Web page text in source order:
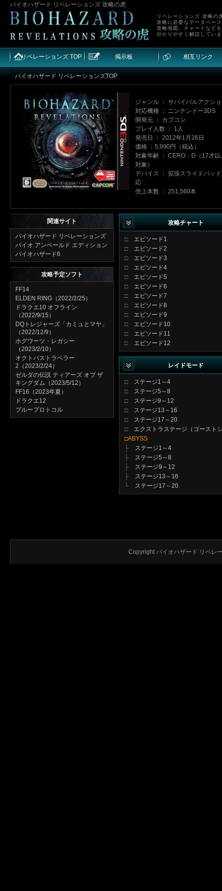
バイオハザード リベレーションズ 攻略の虎
リベレーションズ 攻略の
攻略に必要なデータベー
攻略地図、チャートなど
分かりやすく解説してい
バイオハザード リベレーションズTOP
ジャンル ： サバイバルアクシ
対応機種 ： ニンテンドー3DS
開発元 ： カプコン
プレイ人数 ： 1人
発売日 ： 2012年1月26日
価格 ：5,990円（税込）
対象年齢 ： CERO：D（17才以
対象）
デバイス ： 拡張スライドパッ
応
売上本数 ： 251,560本
関連サイト
バイオハザード リベレーションズ
バイオ アンベールド エディション
バイオハザード6
攻略予定ソフト
FF14
ELDEN RING（2022/2/25）
ドラクエ10 オフライン
（2022/9/15）
DQトレジャーズ「カミュとマヤ」
（2022/12/9）
ホグワーツ・レガシー
（2023/2/10）
オクトパストラベラー
2（2023/2/24）
ゼルダの伝説 ティアーズ オブ ザ
キングダム（2023/5/12）
FF16（2023年夏）
ドラクエ12
ブループロトコル
攻略チャート
□ エピソード1
□ エピソード2
□ エピソード3
□ エピソード4
□ エピソード5
□ エピソード6
□ エピソード7
□ エピソード8
□ エピソード9
□ エピソード10
□ エピソード11
□ エピソード12
レイドモード
□ ステージ1～4
□ ステージ5～8
□ ステージ9～12
□ ステージ13～16
□ ステージ17～20
□ エクストラステージ（ゴースト
□ABYSS
├ ステージ1～4
├ ステージ5～8
├ ステージ9～12
├ ステージ13～16
└ ステージ17～20
Copyright バイオハザード リベ
リベレーションズ TOP 掲示板 相互リンク